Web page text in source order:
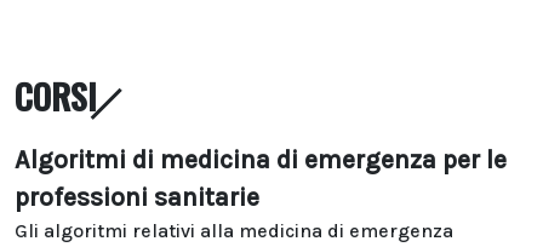
CORSI
Algoritmi di medicina di emergenza per le
professioni sanitarie
Gli algoritmi relativi alla medicina di emergenza